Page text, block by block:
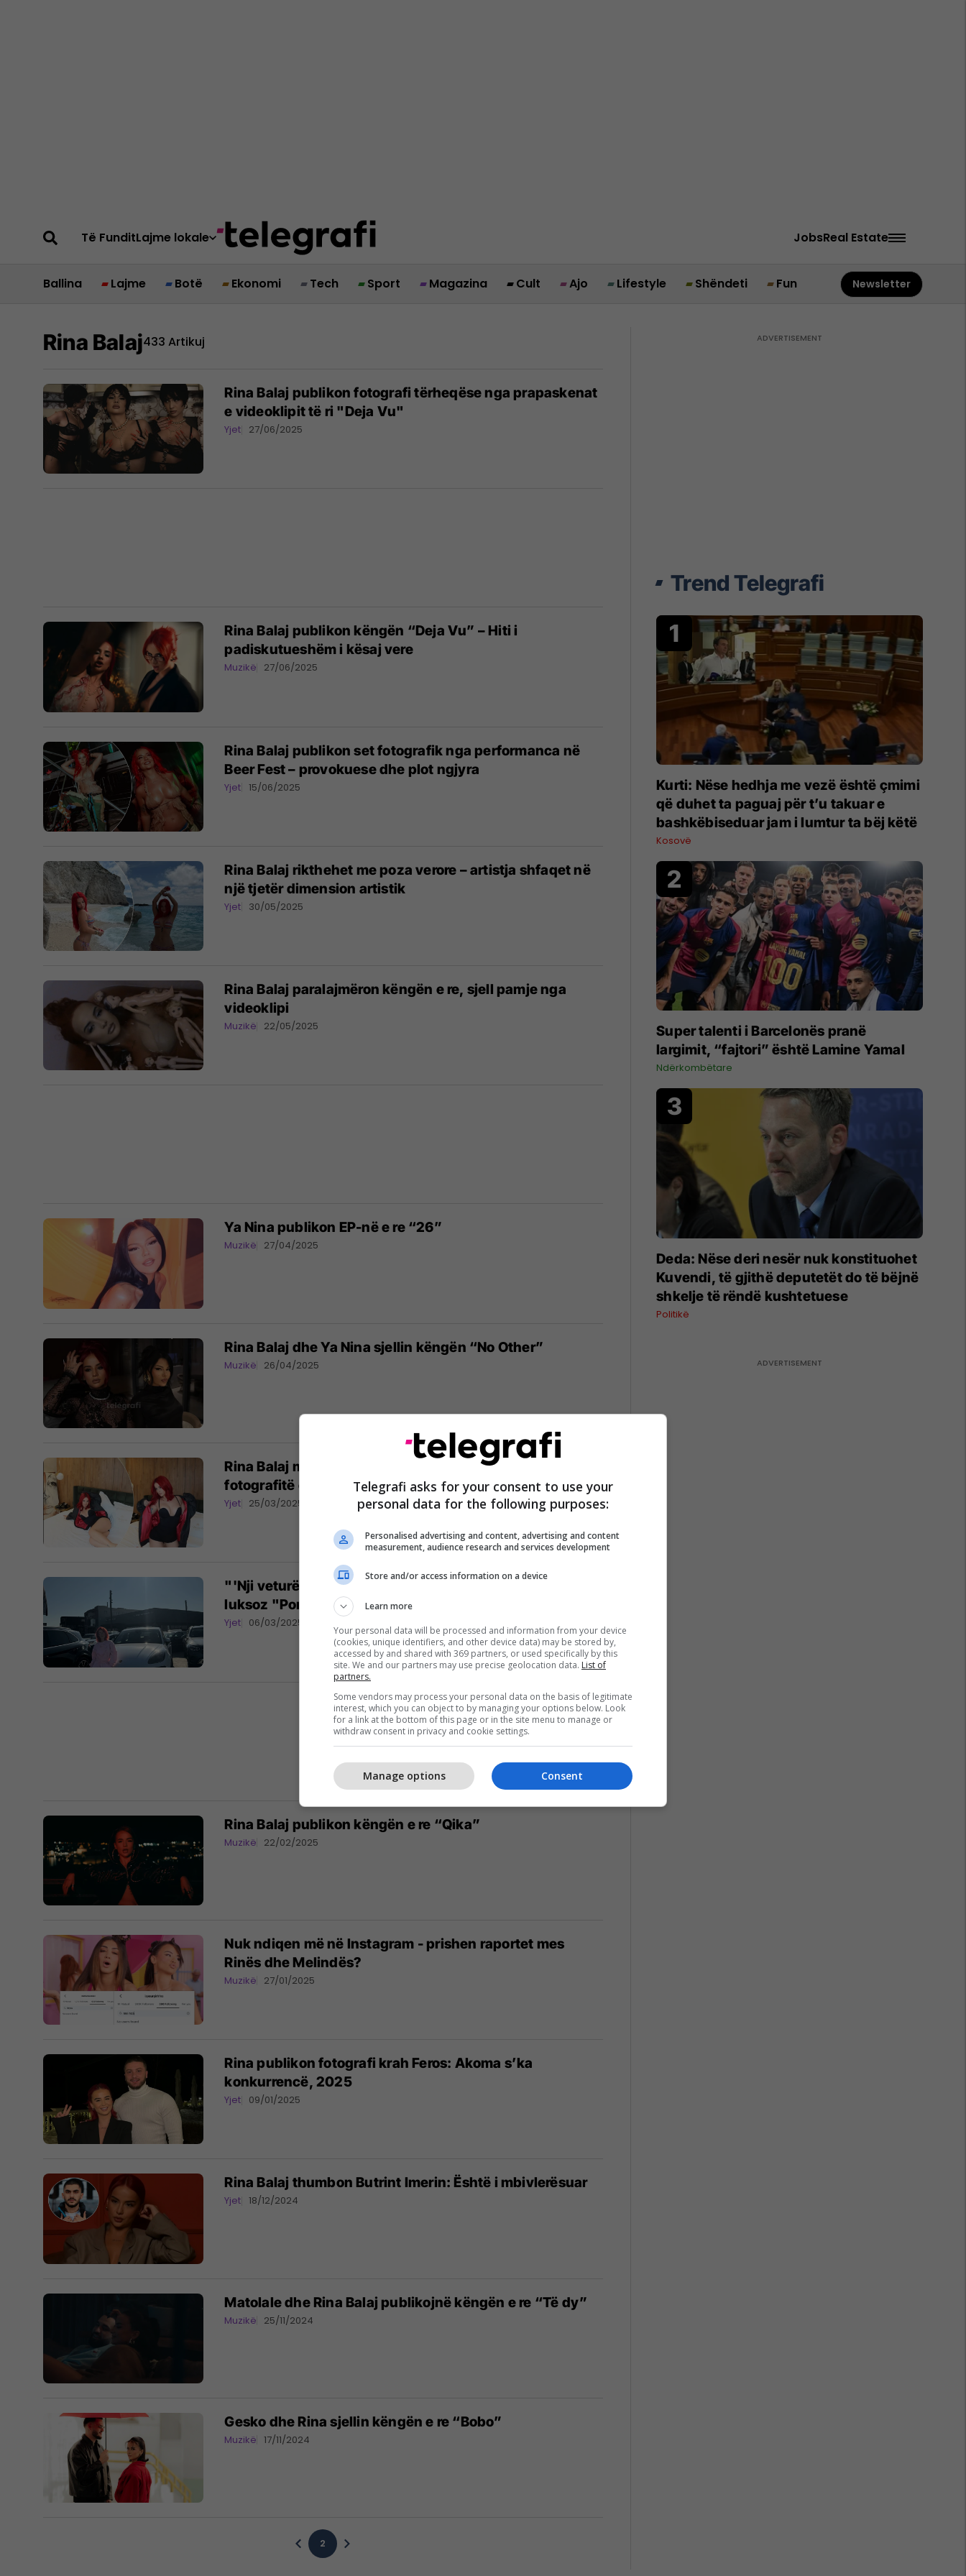
Të FunditLajme lokale JobsReal Estate
Ballina Lajme Botë Ekonomi Tech Sport Magazina Cult Ajo Lifestyle Shëndeti Fun Newsletter
Rina Balaj433 Artikuj
Rina Balaj publikon fotografi tërheqëse nga prapaskenat
e videoklipit të ri "Deja Vu"
Yjet 27/06/2025
Rina Balaj publikon këngën “Deja Vu” – Hiti i
padiskutueshëm i kësaj vere
Muzikë 27/06/2025
Rina Balaj publikon set fotografik nga performanca në
Beer Fest – provokuese dhe plot ngjyra
Yjet 15/06/2025
Rina Balaj rikthehet me poza verore – artistja shfaqet në
një tjetër dimension artistik
Yjet 30/05/2025
Rina Balaj paralajmëron këngën e re, sjell pamje nga
videoklipi
Muzikë 22/05/2025
Ya Nina publikon EP-në e re “26”
Muzikë 27/04/2025
Rina Balaj dhe Ya Nina sjellin këngën “No Other”
Muzikë 26/04/2025
Rina Balaj mahnit me dukjen e saj provokative në
fotografitë e fundit
Yjet 25/03/2025
"'Nji veturë modeste", Rina Balaj blen makinë të brendit
luksoz "Porsche"
Yjet 06/03/2025
Rina Balaj publikon këngën e re “Qika”
Muzikë 22/02/2025
Nuk ndiqen më në Instagram - prishen raportet mes
Rinës dhe Melindës?
Muzikë 27/01/2025
Rina publikon fotografi krah Feros: Akoma s’ka
konkurrencë, 2025
Yjet 09/01/2025
Rina Balaj thumbon Butrint Imerin: Është i mbivlerësuar
Yjet 18/12/2024
Matolale dhe Rina Balaj publikojnë këngën e re “Të dy”
Muzikë 25/11/2024
Gesko dhe Rina sjellin këngën e re “Bobo”
Muzikë 17/11/2024
2
Trend Telegrafi
Kurti: Nëse hedhja me vezë është çmimi
që duhet ta paguaj për t’u takuar e
bashkëbiseduar jam i lumtur ta bëj këtë
Kosovë
Super talenti i Barcelonës pranë
largimit, “fajtori” është Lamine Yamal
Ndërkombëtare
Deda: Nëse deri nesër nuk konstituohet
Kuvendi, të gjithë deputetët do të bëjnë
shkelje të rëndë kushtetuese
Politikë
Telegrafi asks for your consent to use your
personal data for the following purposes:
Personalised advertising and content, advertising and content
measurement, audience research and services development
Store and/or access information on a device
Learn more
Your personal data will be processed and information from your device
(cookies, unique identifiers, and other device data) may be stored by,
accessed by and shared with 369 partners, or used specifically by this
site. We and our partners may use precise geolocation data. List of
partners.
Some vendors may process your personal data on the basis of legitimate
interest, which you can object to by managing your options below. Look
for a link at the bottom of this page or in the site menu to manage or
withdraw consent in privacy and cookie settings.
Consent
Manage options